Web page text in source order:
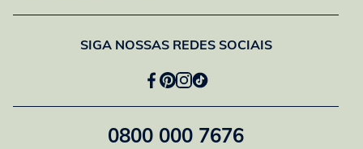
SIGA NOSSAS REDES SOCIAIS
0800 000 7676